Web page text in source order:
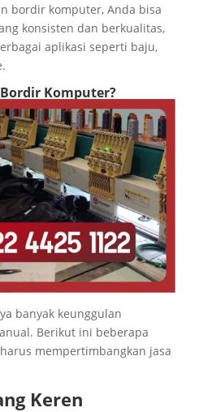
bordir komputer, Anda bisa
konsisten dan berkualitas,
aplikasi seperti baju,
Komputer?
banyak keunggulan
Berikut ini beberapa
mempertimbangkan jasa
Keren